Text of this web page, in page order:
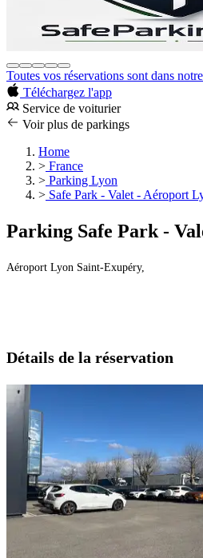
Toutes vos réservations sont dans
Téléchargez l'app
Service de voiturier
Voir plus de parkings
Home
> France
> Parking Lyon
> Safe Park - Valet - Aéroport
Parking Safe Park -
Aéroport Lyon Saint-Exupéry,
Détails de la réservation